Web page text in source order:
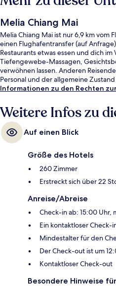
Melia Chiang Mai
Melia Chiang Mai ist nur 6,9 km
einen Flughafentransfer (auf
Restaurants etwas essen und dich
Tiefengewebe-Massagen,
verwöhnen lassen. Anderen
Personal und der allgemeine
Informationen zu den Rechten
Weitere Infos zu
Auf einen Blick
Größe des Hotels
260 Zimmer
Erstreckt sich über 22
Anreise/Abreise
Check-in ab: 15:00 Uhr,
Ein kontaktloser
Mindestalter für den
Der Check-out ist um
Kontaktloser Check-out
Besondere Hinweise